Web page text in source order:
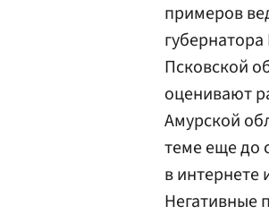
примеров
Псковской
оценивают
Амурской
теме еще до
в интернете
Негативные